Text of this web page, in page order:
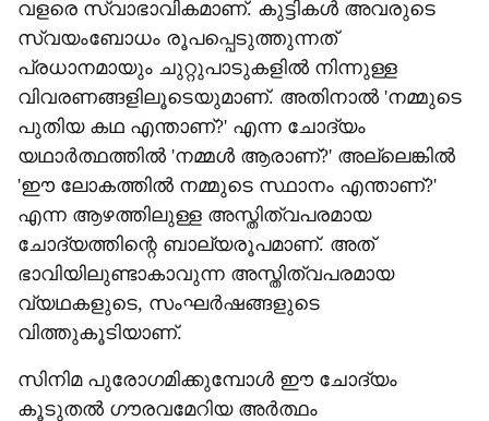
വളരെ സ്വാഭാവികമാണ്. കുട്ടികള്‍ അവരുടെ
സ്വയംബോധം രൂപപ്പെടുത്തുന്നത്
പ്രധാനമായും ചുറ്റുപാടുകളില്‍ നിന്നുള്ള
വിവരണങ്ങളിലൂടെയുമാണ്. അതിനാല്‍ 'നമ്മുടെ
പുതിയ കഥ എന്താണ്?' എന്ന ചോദ്യം
യഥാര്‍ത്ഥത്തില്‍ 'നമ്മള്‍ ആരാണ്?' അല്ലെങ്കില്‍
'ഈ ലോകത്തില്‍ നമ്മുടെ സ്ഥാനം എന്താണ്?'
എന്ന ആഴത്തിലുള്ള അസ്തിത്വപരമായ
ചോദ്യത്തിന്റെ ബാല്യരൂപമാണ്. അത്
ഭാവിയിലുണ്ടാകാവുന്ന അസ്തിത്വപരമായ
വ്യഥകളുടെ, സംഘര്‍ഷങ്ങളുടെ
വിത്തുകൂടിയാണ്.
സിനിമ പുരോഗമിക്കുമ്പോള്‍ ഈ ചോദ്യം
കൂടുതല്‍ ഗൗരവമേറിയ അര്‍ത്ഥം